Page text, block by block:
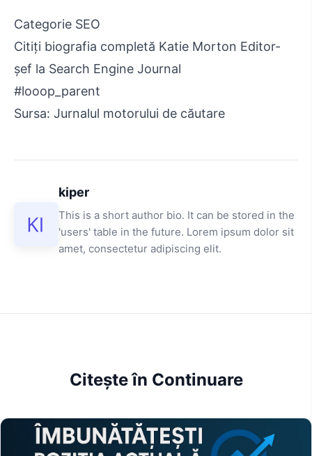
Categorie SEO
Citiți biografia completă Katie Morton Editor-
șef la Search Engine Journal
#looop_parent
Sursa: Jurnalul motorului de căutare
kiper
This is a short author bio. It can be stored in the
'users' table in the future. Lorem ipsum dolor sit
amet, consectetur adipiscing elit.
Citește în Continuare